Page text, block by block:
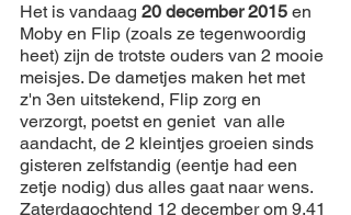
Het is vandaag 20 december 2015 en
Moby en Flip (zoals ze tegenwoordig
heet) zijn de trotste ouders van 2 mooie
meisjes. De dametjes maken het met
z'n 3en uitstekend, Flip zorg en
verzorgt, poetst en geniet  van alle
aandacht, de 2 kleintjes groeien sinds
gisteren zelfstandig (eentje had een
zetje nodig) dus alles gaat naar wens.
Zaterdagochtend 12 december om 9.41